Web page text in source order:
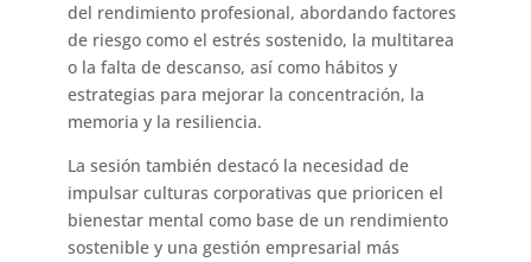
del rendimiento profesional, abordando factores
de riesgo como el estrés sostenido, la multitarea
o la falta de descanso, así como hábitos y
estrategias para mejorar la concentración, la
memoria y la resiliencia.
La sesión también destacó la necesidad de
impulsar culturas corporativas que prioricen el
bienestar mental como base de un rendimiento
sostenible y una gestión empresarial más